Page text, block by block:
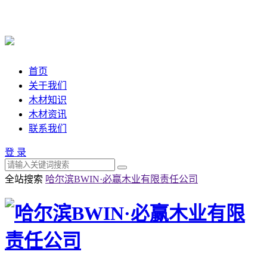
首页
关于我们
木材知识
木材资讯
联系我们
登 录
全站搜索 哈尔滨BWIN·必赢木业有限责任公司